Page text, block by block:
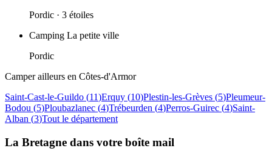
Pordic · 3 étoiles
Camping La petite ville
Pordic
Camper ailleurs en Côtes-d'Armor
Saint-Cast-le-Guildo (11)Erquy (10)Plestin-les-Grèves (5)Pleumeur-
Bodou (5)Ploubazlanec (4)Trébeurden (4)Perros-Guirec (4)Saint-
Alban (3)Tout le département
La Bretagne dans votre boîte mail